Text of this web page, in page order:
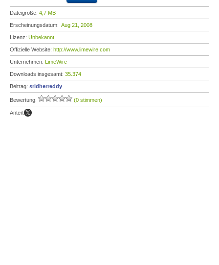
Dateigröße: 4,7 MB
Erscheinungsdatum: Aug 21, 2008
Lizenz: Unbekannt
Offizielle Website: http://www.limewire.com
Unternehmen: LimeWire
Downloads insgesamt: 35.374
Beitrag: sridherreddy
Bewertung: (0 stimmen)
Anteil: